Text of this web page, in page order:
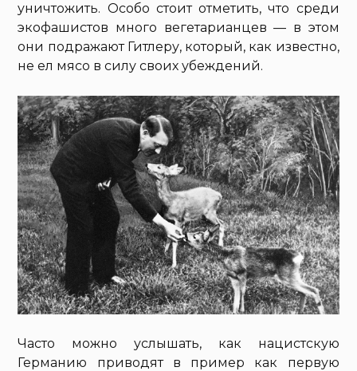
уничтожить. Особо стоит отметить, что среди
экофашистов много вегетарианцев — в этом
они подражают Гитлеру, который, как известно,
не ел мясо в силу своих убеждений.
Часто можно услышать, как нацистскую
Германию приводят в пример как первую